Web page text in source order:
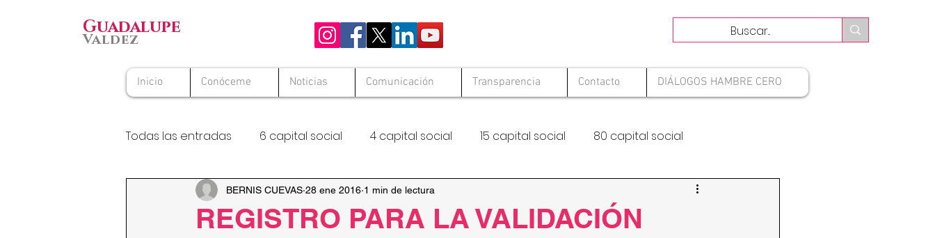
Guadalupe
Valdez
Inicio Conóceme Noticias Comunicación Transparencia Contacto DIÁLOGOS HAMBRE CERO
Todas las entradas 6 capital social 4 capital social 15 capital social 80 capital social
Premio Nacional al Voluntario Solid Hambre Cero
REGISTRO PARA LA VALIDACIÓN
BERNIS CUEVAS 28 ene 2016 1 min de lectura